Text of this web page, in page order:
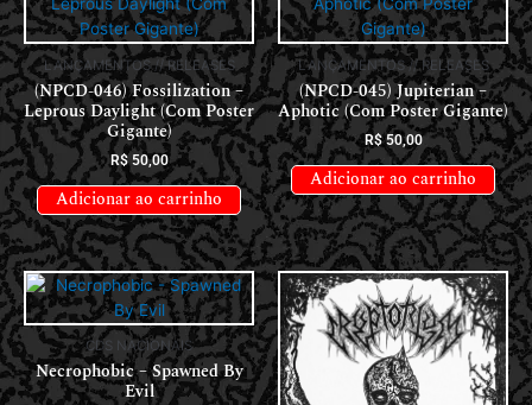
LANÇAMENTOS // RELEASES
(NPCD-046) Fossilization –
Leprous Daylight (Com Poster
Gigante)
R$50,00
Adicionar ao carrinho
LANÇAMENTOS // RELEASES
(NPCD-045) Jupiterian –
Aphotic (Com Poster Gigante)
R$50,00
Adicionar ao carrinho
CDS NACIONAIS
Necrophobic – Spawned By
Evil